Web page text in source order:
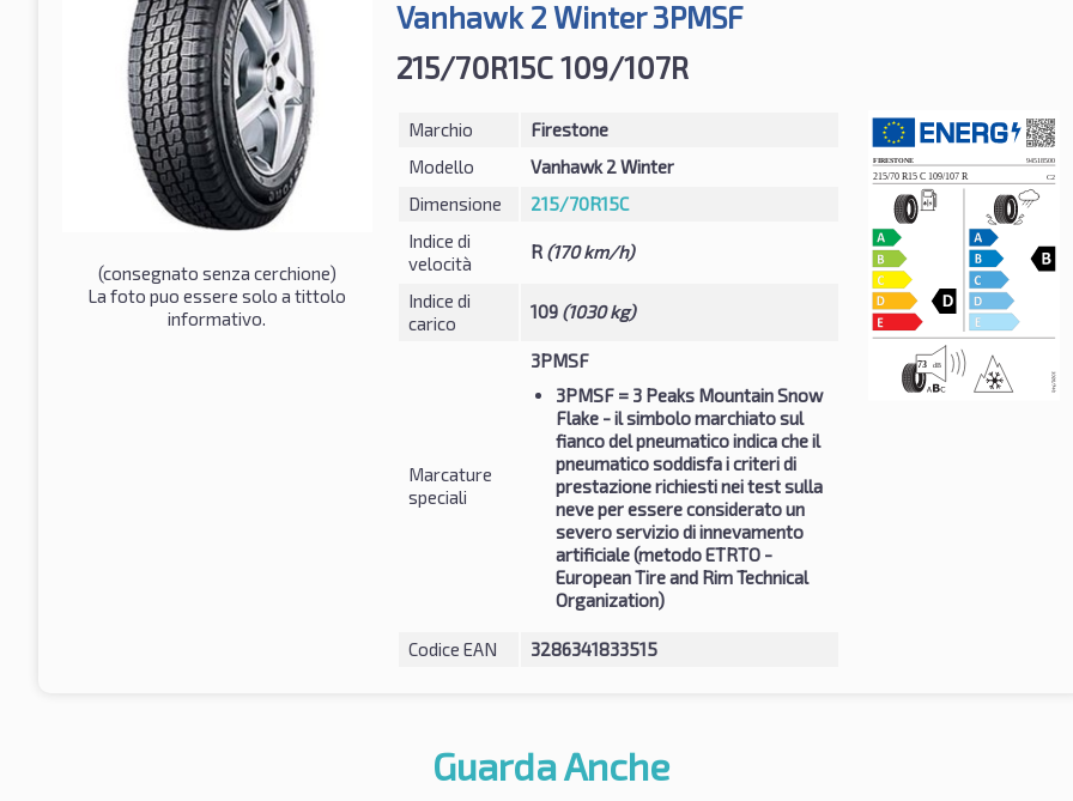
(consegnato senza cerchione)
La foto puo essere solo a tittolo
informativo.
Vanhawk 2 Winter 3PMSF
215/70R15C 109/107R
Marchio
Firestone
Modello
Vanhawk 2 Winter
Dimensione
215/70R15C
Indice di
velocità
R (170 km/h)
Indice di
carico
109 (1030 kg)
Marcature
speciali
3PMSF
3PMSF= 3 Peaks Mountain Snow
Flake - il simbolo marchiato sul
fianco del pneumatico indica che il
pneumatico soddisfa i criteri di
prestazione richiesti nei test sulla
neve per essere considerato un
severo servizio di innevamento
artificiale (metodo ETRTO -
European Tire and Rim Technical
Organization)
Codice EAN 3286341833515
Guarda Anche